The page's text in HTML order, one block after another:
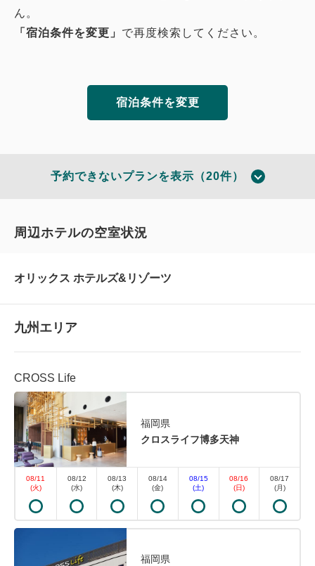
ん。
「宿泊条件を変更」 で再度検索してください。
宿泊条件を変更
おすすめ 2食付き（夕・朝） TERRACE & DINING SORA
【1泊2食 SORAビュッフェプラ
ン】宙館宿泊 2026/4/1～
in 15:00~ 19:00 / out 11:00まで
公式サイトからの予約が最もお得！他ホテル予約サイ
予約できないプランを表示（20件）
周辺ホテルの空室状況
オリックス ホテルズ&リゾーツ
九州エリア
CROSS Life
福岡県
クロスライフ博多天神
08/11
(火)
08/12
(水)
08/13
(木)
08/14
(金)
08/15
(土)
08/16
(日)
08/17
(月)
福岡県